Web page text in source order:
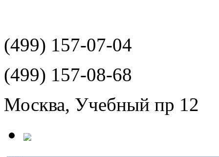
(499) 157-07-04
(499) 157-08-68
Москва, Учебный пр 12